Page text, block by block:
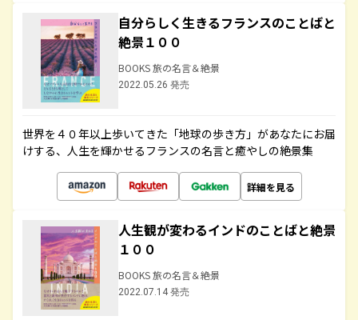
自分らしく生きるフランスのことばと
絶景１００
BOOKS 旅の名言＆絶景
2022.05.26 発売
世界を４０年以上歩いてきた「地球の歩き方」があなたにお届
けする、人生を輝かせるフランスの名言と癒やしの絶景集
詳細を見る
人生観が変わるインドのことばと絶景
１００
BOOKS 旅の名言＆絶景
2022.07.14 発売